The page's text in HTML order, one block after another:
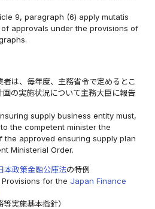
9, paragraph (6) apply mutatis
approvals under the provisions of
者は、毎年度、主務省令で定めるとこ
画の実施状況について主務大臣に報告
supply business entity must,
the competent minister the
the approved ensuring supply plan
Ministerial Order.
本政策金融公庫法の特例
for the Japan Finance
等実施基本指針）